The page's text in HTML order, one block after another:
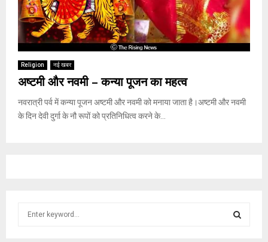
Religion नई खबर
अष्टमी और नवमी – कन्या पूजन का महत्व
नवरात्री पर्व में कन्या पूजन अष्टमी और नवमी को मनाया जाता है।अष्टमी और नवमी
के दिन देवी दुर्गा के नौ रूपों को प्रतिनिधित्व करने के...